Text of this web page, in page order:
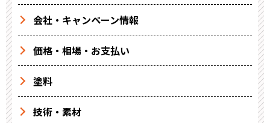
会社・キャンペーン情報
価格・相場・お支払い
塗料
技術・素材